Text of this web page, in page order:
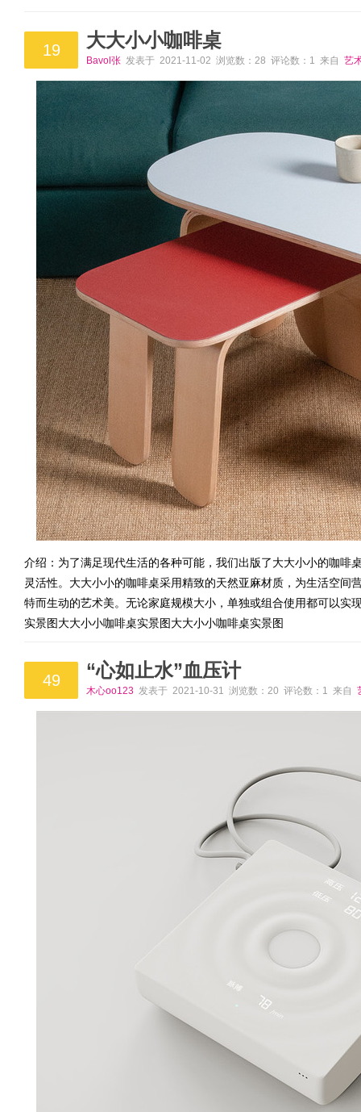
19 大大小小咖啡桌
Bavol张 发表于 2021-11-02 浏览数：28 评论数：1 来自 艺
介绍：为了满足现代生活的各种可能，我们出版了大大小小的咖啡
灵活性。大大小小的咖啡桌采用精致的天然亚麻材质，为生活空
特而生动的艺术美。无论家庭规模大小，单独或组合使用都可以实
实景图大大小小咖啡桌实景图大大小小咖啡桌实景图
49 “心如止水”血压计
木心oo123 发表于 2021-10-31 浏览数：20 评论数：1 来自